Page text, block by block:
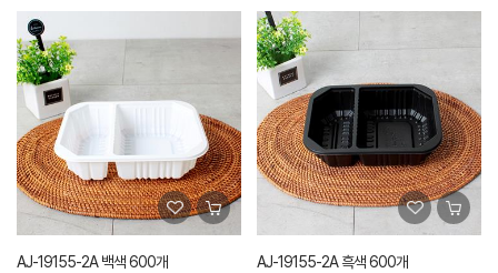
AJ-19155-2A 백색 600개 AJ-19155-2A 흑색 600개